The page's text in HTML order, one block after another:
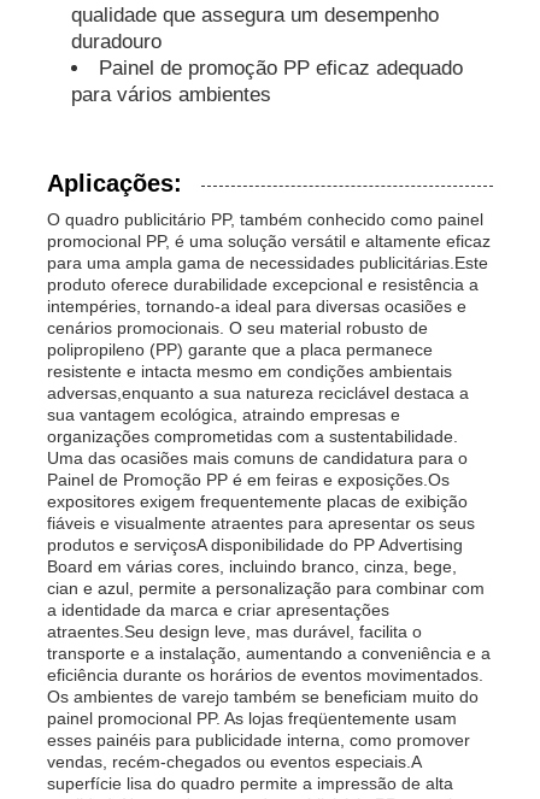
Tubos PP
qualidade que assegura um desempenho
duradouro
Painel de promoção PP eficaz adequado
para vários ambientes
Aplicações:
O quadro publicitário PP, também conhecido como painel
promocional PP, é uma solução versátil e altamente eficaz
para uma ampla gama de necessidades publicitárias.Este
produto oferece durabilidade excepcional e resistência a
intempéries, tornando-a ideal para diversas ocasiões e
cenários promocionais. O seu material robusto de
polipropileno (PP) garante que a placa permanece
resistente e intacta mesmo em condições ambientais
adversas,enquanto a sua natureza reciclável destaca a
sua vantagem ecológica, atraindo empresas e
organizações comprometidas com a sustentabilidade.
Uma das ocasiões mais comuns de candidatura para o
Painel de Promoção PP é em feiras e exposições.Os
expositores exigem frequentemente placas de exibição
fiáveis e visualmente atraentes para apresentar os seus
produtos e serviçosA disponibilidade do PP Advertising
Board em várias cores, incluindo branco, cinza, bege,
cian e azul, permite a personalização para combinar com
a identidade da marca e criar apresentações
atraentes.Seu design leve, mas durável, facilita o
transporte e a instalação, aumentando a conveniência e a
eficiência durante os horários de eventos movimentados.
Os ambientes de varejo também se beneficiam muito do
painel promocional PP. As lojas freqüentemente usam
esses painéis para publicidade interna, como promover
vendas, recém-chegados ou eventos especiais.A
superfície lisa do quadro permite a impressão de alta